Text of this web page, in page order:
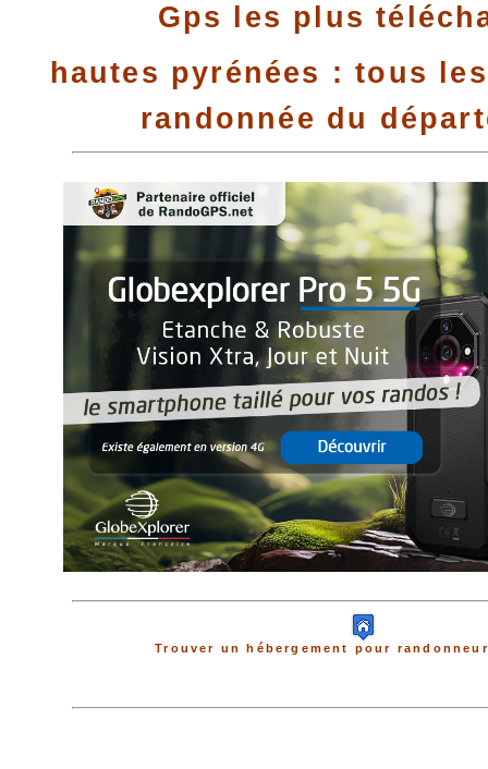
Gps les plus
hautes pyrénées : tous
randonnée du
Trouver un hébergement pour